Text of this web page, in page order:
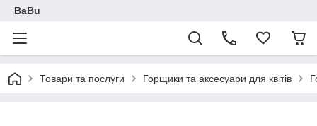
BaBu
Товари та послуги Горщики та аксесуари для квітів